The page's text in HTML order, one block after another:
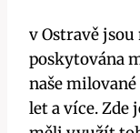
v Ostravě
poskytována
naše
let a více. Zde